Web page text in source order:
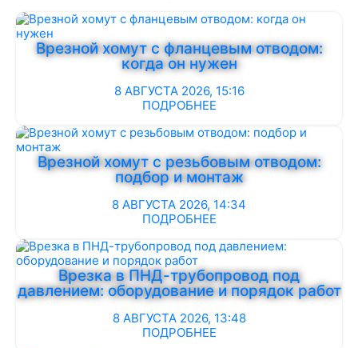
Врезной хомут с фланцевым отводом:
когда он нужен
8 АВГУСТА 2026, 15:16
ПОДРОБНЕЕ
Врезной хомут с резьбовым отводом:
подбор и монтаж
8 АВГУСТА 2026, 14:34
ПОДРОБНЕЕ
Врезка в ПНД-трубопровод под
давлением: оборудование и порядок работ
8 АВГУСТА 2026, 13:48
ПОДРОБНЕЕ